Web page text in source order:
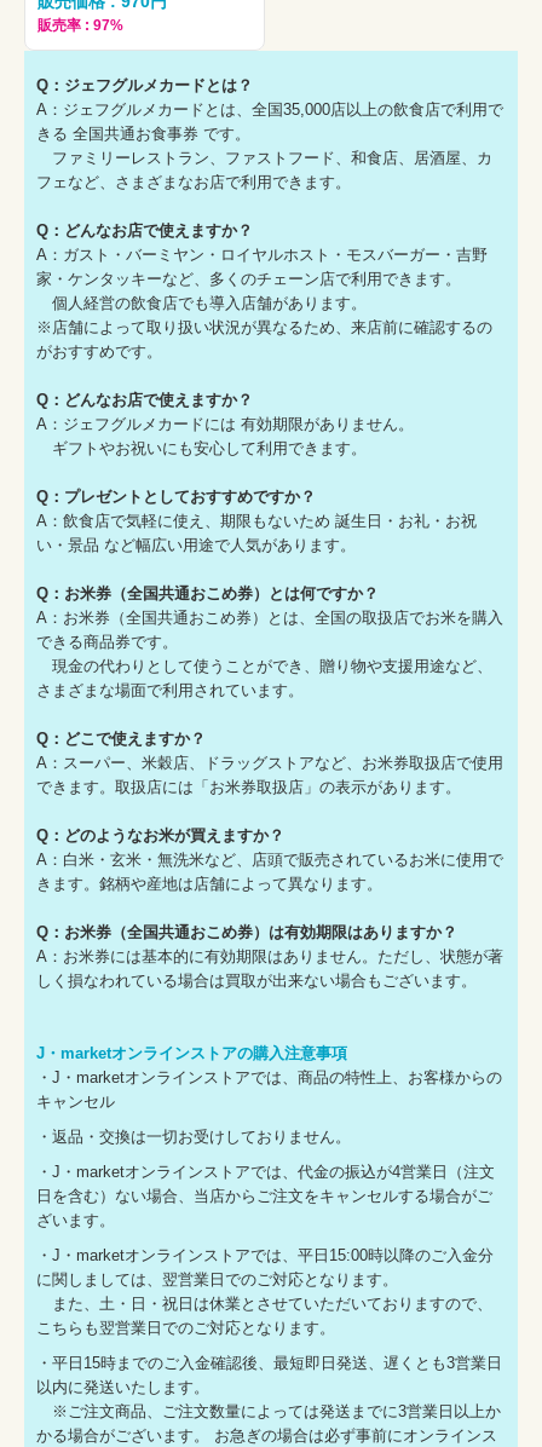
販売率 : 97%
Q：ジェフグルメカードとは？
A：ジェフグルメカードとは、全国35,000店以上の飲食店で利用で
きる 全国共通お食事券 です。
ファミリーレストラン、ファストフード、和食店、居酒屋、カ
フェなど、さまざまなお店で利用できます。
Q：どんなお店で使えますか？
A：ガスト・バーミヤン・ロイヤルホスト・モスバーガー・吉野
家・ケンタッキーなど、多くのチェーン店で利用できます。
個人経営の飲食店でも導入店舗があります。
※店舗によって取り扱い状況が異なるため、来店前に確認するの
がおすすめです。
Q：どんなお店で使えますか？
A：ジェフグルメカードには 有効期限がありません。
ギフトやお祝いにも安心して利用できます。
Q：プレゼントとしておすすめですか？
A：飲食店で気軽に使え、期限もないため 誕生日・お礼・お祝
い・景品 など幅広い用途で人気があります。
Q：お米券（全国共通おこめ券）とは何ですか？
A：お米券（全国共通おこめ券）とは、全国の取扱店でお米を購入
できる商品券です。
現金の代わりとして使うことができ、贈り物や支援用途など、
さまざまな場面で利用されています。
Q：どこで使えますか？
A：スーパー、米穀店、ドラッグストアなど、お米券取扱店で使用
できます。取扱店には「お米券取扱店」の表示があります。
Q：どのようなお米が買えますか？
A：白米・玄米・無洗米など、店頭で販売されているお米に使用で
きます。銘柄や産地は店舗によって異なります。
Q：お米券（全国共通おこめ券）は有効期限はありますか？
A：お米券には基本的に有効期限はありません。ただし、状態が著
しく損なわれている場合は買取が出来ない場合もございます。
J・marketオンラインストアの購入注意事項
・J・marketオンラインストアでは、商品の特性上、お客様からの
キャンセル
・返品・交換は一切お受けしておりません。
・J・marketオンラインストアでは、代金の振込が4営業日（注文
日を含む）ない場合、当店からご注文をキャンセルする場合がご
ざいます。
・J・marketオンラインストアでは、平日15:00時以降のご入金分
に関しましては、翌営業日でのご対応となります。
また、土・日・祝日は休業とさせていただいておりますので、
こちらも翌営業日でのご対応となります。
・平日15時までのご入金確認後、最短即日発送、遅くとも3営業日
以内に発送いたします。
※ご注文商品、ご注文数量によっては発送までに3営業日以上か
かる場合がございます。 お急ぎの場合は必ず事前にオンラインス